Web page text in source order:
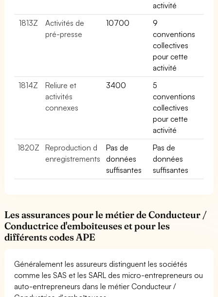
activité
1813Z
Activités de
pré-presse
10700
9
conventions
collectives
pour cette
activité
1814Z
Reliure et
activités
connexes
3400
5
conventions
collectives
pour cette
activité
1820Z
Reproduction d
enregistrements
Pas de
données
suffisantes
Pas de
données
suffisantes
Les assurances pour le métier de Conducteur /
Conductrice d'emboîteuses et pour les
différents codes APE
Généralement les assureurs distinguent les sociétés
comme les SAS et les SARL des micro-entrepreneurs ou
auto-entrepreneurs dans le métier Conducteur /